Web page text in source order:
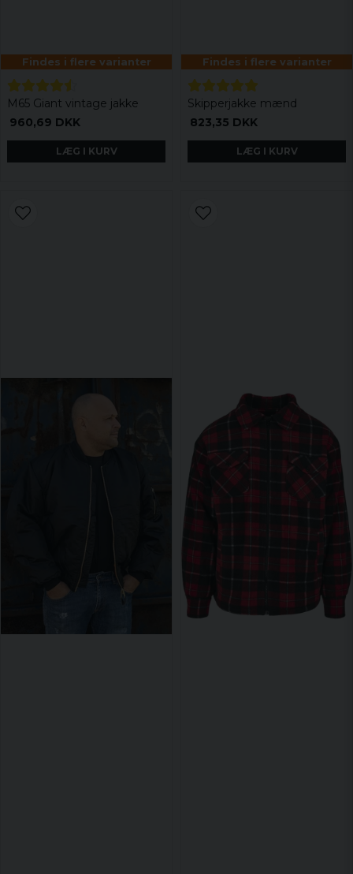
Findes i flere varianter
M65 Giant vintage jakke
960,69 DKK
LÆG I KURV
Findes i flere varianter
Skipperjakke mænd
823,35 DKK
LÆG I KURV